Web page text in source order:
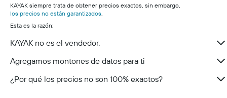
Renta de autos en Parque Nacional de Banff
Renta de autos en Mont Sainte-Anne
Algonquin
Renta de autos en Laurentides
Renta de autos en Sunshine Coast
KAYAK siempre trata de obtener precios exactos, sin embargo,
los precios no están garantizados.
Esta es la razón:
KAYAK no es el vendedor.
Agregamos montones de datos para ti
¿Por qué los precios no son 100% exactos?